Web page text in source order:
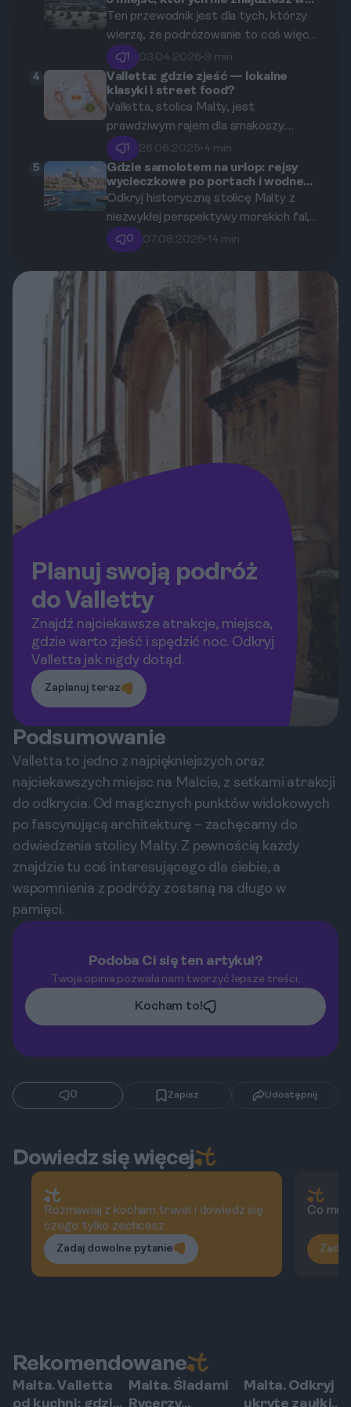
ukrytych przejściach, które przez wieki
strzegły chrześcijańskiej Europy.
przewodnikach.
Ten przewodnik jest dla tych, którzy
wierzą, że podróżowanie to coś więcej
niż zaliczanie atrakcji. Odkryj z nami
Vallettę na nowo – z dala od tłumów, w
rytmie lokalnego życia i z szacunkiem
dla jej dziedzictwa. Pokażemy Ci 5
ukrytych perełek, które pozwolą Ci
poczuć prawdziwego ducha maltańskiej
stolicy.
1 03.04.2026•9 min
4
Valletta: gdzie zjeść — lokalne
klasyki i street food?
Valletta, stolica Malty, jest
prawdziwym rajem dla smakoszy.
Znajdziesz tu nie tylko niezliczone
restauracje serwujące lokalne specjały,
ale także ciekawe punkty street food.
W tym artykule zaprezentujemy
najlepsze miejsca, gdzie możesz
spróbować autentycznej kuchni
1 26.06.2025•4 min
5
Gdzie samolotem na urlop: rejsy
wycieczkowe po portach i wodne
atrakcje w maltańskiej Valletcie
Odkryj historyczną stolicę Malty z
niezwykłej perspektywy morskich fal,
wybierając się na niezapomniany urlop
pełen słońca i fascynującej
architektury.
0 07.08.2026•14 min
Planuj swoją podróż
do Valletty
Znajdź najciekawsze atrakcje, miejsca,
gdzie warto zjeść i spędzić noc. Odkryj
Valletta jak nigdy dotąd.
Zaplanuj teraz
Podsumowanie
Valletta to jedno z najpiękniejszych oraz
najciekawszych miejsc na Malcie, z setkami atrakcji
do odkrycia. Od magicznych punktów widokowych
po fascynującą architekturę – zachęcamy do
odwiedzenia stolicy Malty. Z pewnością każdy
znajdzie tu coś interesującego dla siebie, a
wspomnienia z podróży zostaną na długo w
pamięci.
Podoba Ci się ten artykuł?
Twoja opinia pozwala nam tworzyć lepsze treści.
Kocham to!
0 Zapisz Udostępnij
Dowiedz się więcej
Rozmawiaj z kocham.travel i dowiedz się
czego tylko zechcesz
Zadaj dowolne pytanie
Co
Rekomendowane
Valletta
Malta. Valletta
Valletta
Malta. Śladami
Valletta
Malta. Odkryj